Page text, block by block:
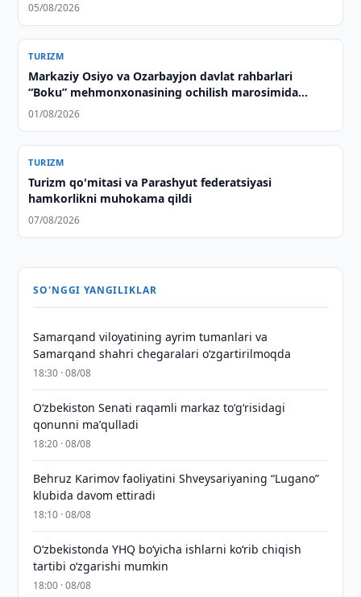
05/08/2026
TURIZM
Markaziy Osiyo va Ozarbayjon davlat rahbarlari
“Boku” mehmonxonasining ochilish marosimida
ishtirok etdilar
01/08/2026
TURIZM
Turizm qo'mitasi va Parashyut federatsiyasi
hamkorlikni muhokama qildi
07/08/2026
SO'NGGI YANGILIKLAR
Samarqand viloyatining ayrim tumanlari va
Samarqand shahri chegaralari oʻzgartirilmoqda
18:30 · 08/08
Oʻzbekiston Senati raqamli markaz toʻgʻrisidagi
qonunni maʼqulladi
18:20 · 08/08
Behruz Karimov faoliyatini Shveysariyaning “Lugano”
klubida davom ettiradi
18:10 · 08/08
O‘zbekistonda YHQ bo‘yicha ishlarni ko‘rib chiqish
tartibi o‘zgarishi mumkin
18:00 · 08/08